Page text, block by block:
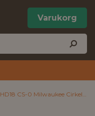
Varukorg
HD18 CS-0 Milwaukee Cirkelsåg utan batteri och laddare